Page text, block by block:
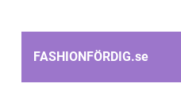
FASHIONFÖRDIG.se